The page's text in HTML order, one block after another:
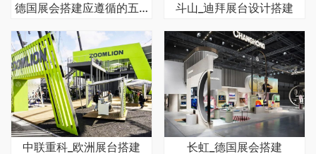
德国展会搭建应遵循的五大核心原则 斗山_迪拜展台设计搭建
中联重科_欧洲展台搭建 长虹_德国展会搭建